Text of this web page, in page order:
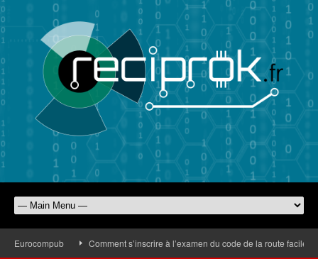
Comment s’inscrire à l’examen du code de la route facilement